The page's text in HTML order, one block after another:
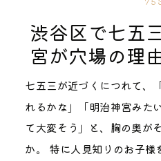
七五三が近づくにつれて、
れるかな」「明治神宮みた
て大変そう」と、胸の奥が
か。 特に人見知りのお子様
渋谷区で七五
宮が穴場の理